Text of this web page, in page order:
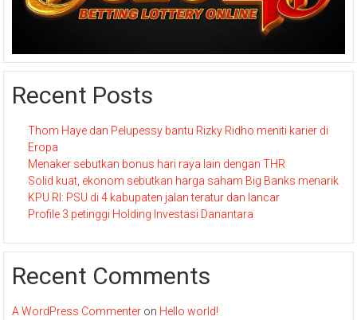
Recent Posts
Thom Haye dan Pelupessy bantu Rizky Ridho meniti karier di
Eropa
Menaker sebutkan bonus hari raya lain dengan THR
Solid kuat, ekonom sebutkan harga saham Big Banks menarik
KPU RI: PSU di 4 kabupaten jalan teratur dan lancar
Profile 3 petinggi Holding Investasi Danantara
Recent Comments
A WordPress Commenter on Hello world!